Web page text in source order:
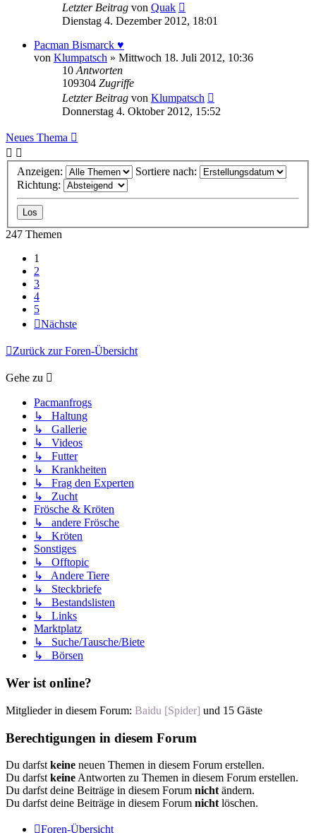
Letzter Beitrag von Quak
Dienstag 4. Dezember 2012, 18:01
Pacman Bismarck ♥
von Klumpatsch » Mittwoch 18. Juli 2012, 10:36
10 Antworten
109304 Zugriffe
Letzter Beitrag von Klumpatsch
Donnerstag 4. Oktober 2012, 15:52
Neues Thema
Anzeigen:
Sortiere nach:
Richtung:
247 Themen
1
2
3
4
5
Nächste
Zurück zur Foren-Übersicht
Gehe zu
Pacmanfrogs
↳ Haltung
↳ Gallerie
↳ Videos
↳ Futter
↳ Krankheiten
↳ Frag den Experten
↳ Zucht
Frösche & Kröten
↳ andere Frösche
↳ Kröten
Sonstiges
↳ Offtopic
↳ Andere Tiere
↳ Steckbriefe
↳ Bestandslisten
↳ Links
Marktplatz
↳ Suche/Tausche/Biete
↳ Börsen
Wer ist online?
Mitglieder in diesem Forum: Baidu [Spider] und 15 Gäste
Berechtigungen in diesem Forum
Du darfst keine neuen Themen in diesem Forum erstellen.
Du darfst keine Antworten zu Themen in diesem Forum erstellen.
Du darfst deine Beiträge in diesem Forum nicht ändern.
Du darfst deine Beiträge in diesem Forum nicht löschen.
Foren-Übersicht